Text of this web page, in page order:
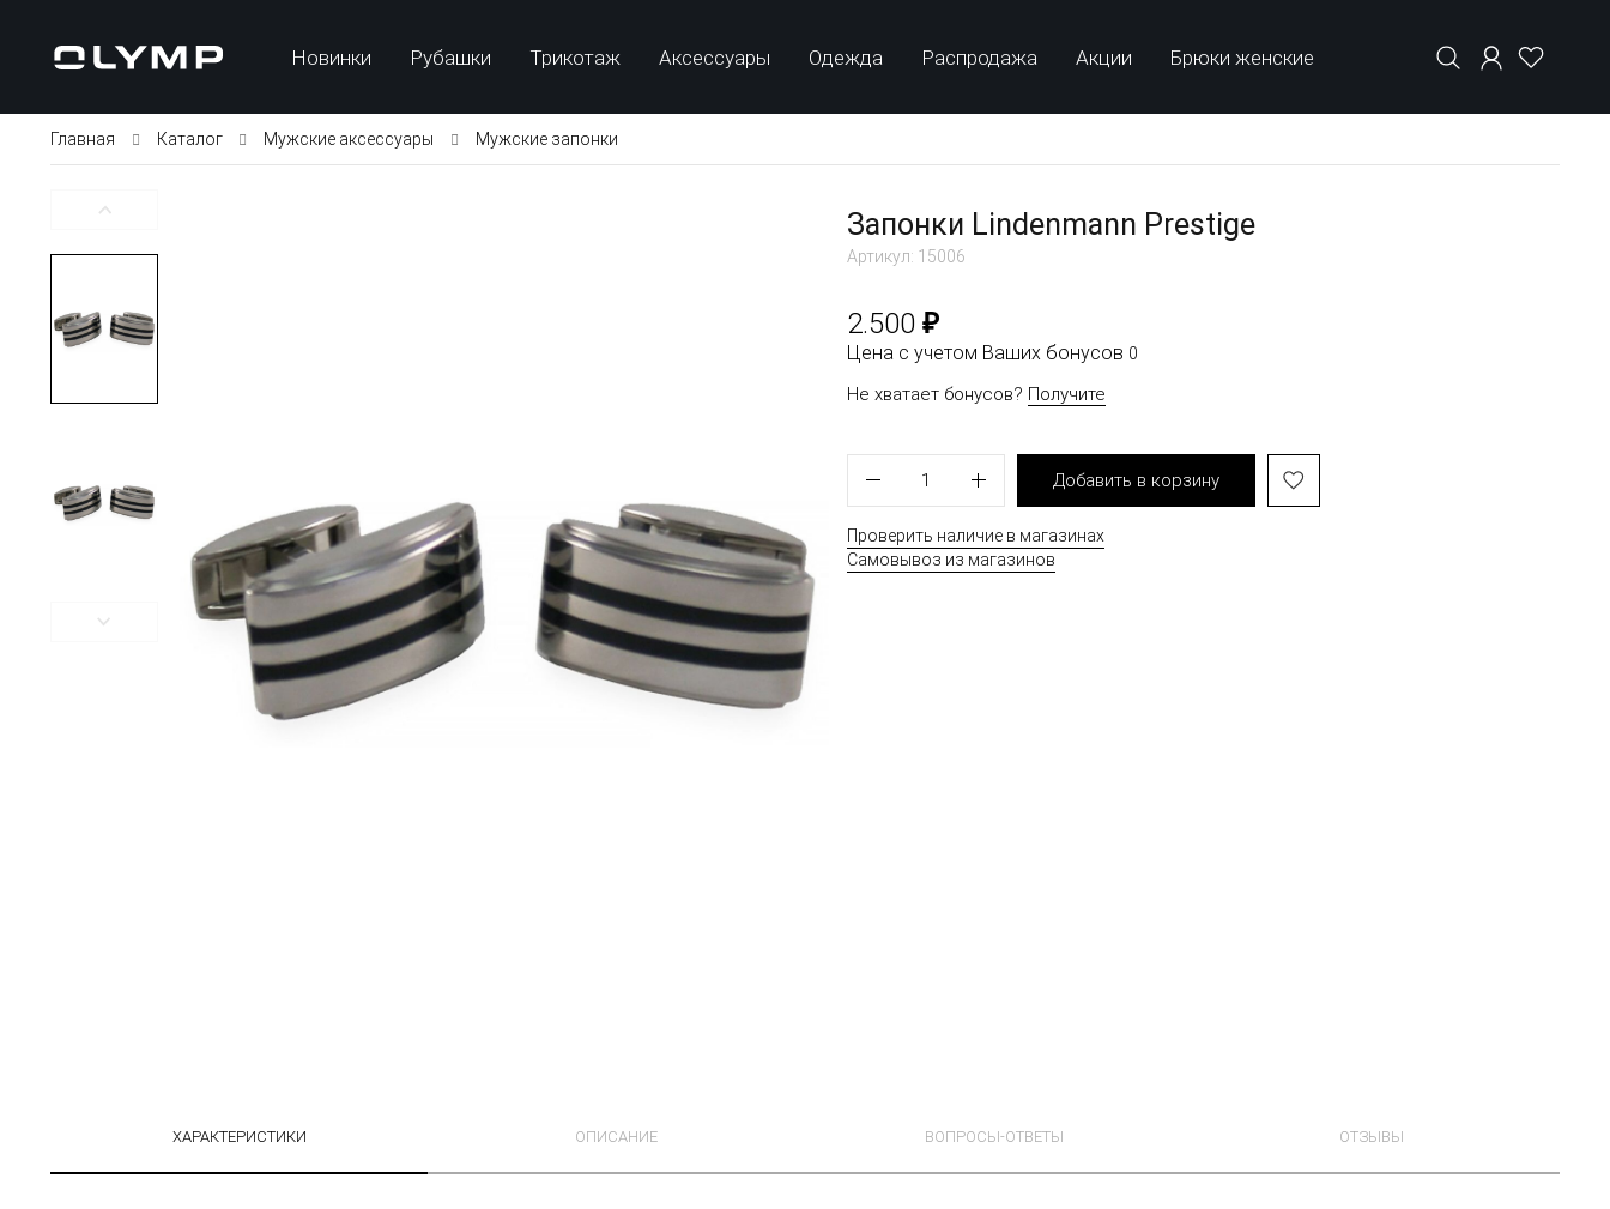
Новинки Рубашки Трикотаж Аксессуары Одежда Распродажа Акции Брюки женские
Главная Каталог Мужские аксессуары Мужские запонки
Запонки Lindenmann Prestige
Артикул: 15006
2.500 ₽
Цена с учетом Ваших бонусов 0
Не хватает бонусов? Получите
1 Добавить в корзину
Проверить наличие в магазинах
Самовывоз из магазинов
ХАРАКТЕРИСТИКИ ОПИСАНИЕ ВОПРОСЫ-ОТВЕТЫ ОТЗЫВЫ